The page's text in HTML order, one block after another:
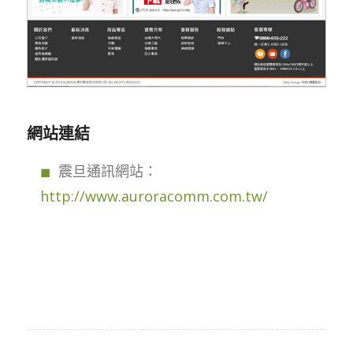
網站連結
震旦通訊網站：
http://www.auroracomm.com.tw/